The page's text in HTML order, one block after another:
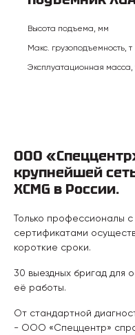
Высота подъема, мм
Макс. грузоподъемность, т
Эксплуатационная масса,
ООО
крупнейшей
XCMG в России.
Только профессионалы
сертификатами
короткие сроки.
30 выездных бригад для
её работы.
От стандартной
- ООО «Спеццентр»